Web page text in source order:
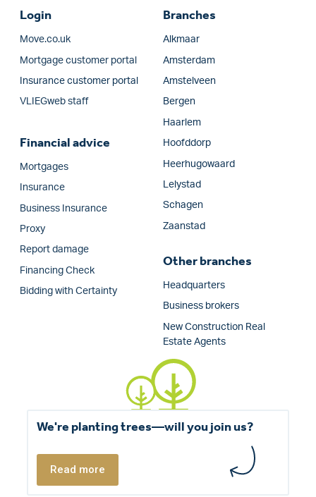
Login
Move.co.uk
Mortgage customer portal
Insurance customer portal
VLIEGweb staff
Financial advice
Mortgages
Insurance
Business Insurance
Proxy
Report damage
Financing Check
Bidding with Certainty
Branches
Alkmaar
Amsterdam
Amstelveen
Bergen
Haarlem
Hoofddorp
Heerhugowaard
Lelystad
Schagen
Zaanstad
Other branches
Headquarters
Business brokers
New Construction Real
Estate Agents
We're planting trees—will you join us?
Read more